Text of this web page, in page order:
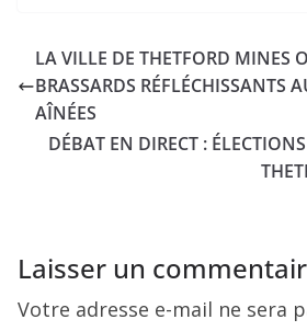
LA VILLE DE THETFORD MINES
BRASSARDS RÉFLÉCHISSANTS
AÎNÉES
DÉBAT EN DIRECT :
Laisser un
Votre adresse e-mail ne sera